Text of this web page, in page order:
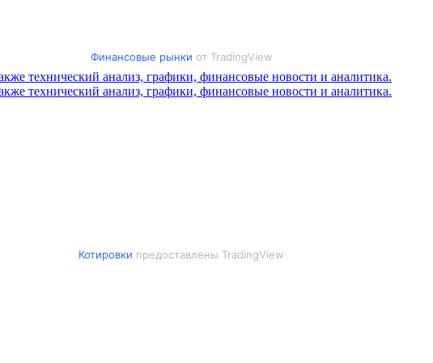
Финансовые рынки от TradingView
Котировки предоставлены TradingView